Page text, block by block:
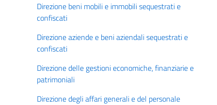
Direzione beni mobili e immobili sequestrati e
confiscati
Direzione aziende e beni aziendali sequestrati e
confiscati
Direzione delle gestioni economiche, finanziarie e
patrimoniali
Direzione degli affari generali e del personale